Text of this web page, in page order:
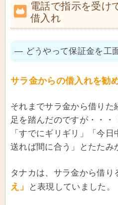
電話で指示を受け
借入れ
― どうやって保証金を工
サラ金からの借入れを勧
それまでサラ金から借りた
足を踏んだのですが・・・
「すでにギリギリ」「今
送れば間に合う」とたたみ
タナカは、サラ金から借り
え」
と表現していました。